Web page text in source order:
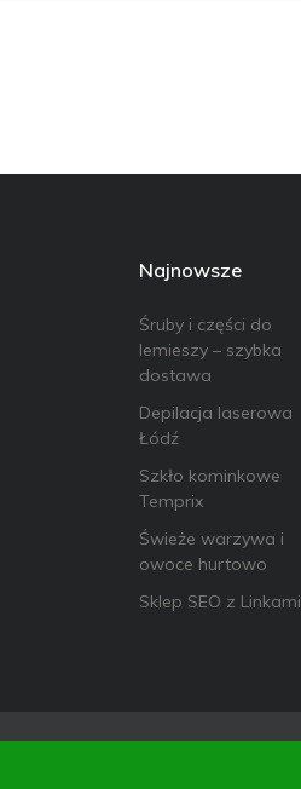
Najnowsze
Śruby i części do
lemieszy – szybka
dostawa
Depilacja laserowa
Łódź
Szkło kominkowe
Temprix
Świeże warzywa i
owoce hurtowo
Sklep SEO z Linkami